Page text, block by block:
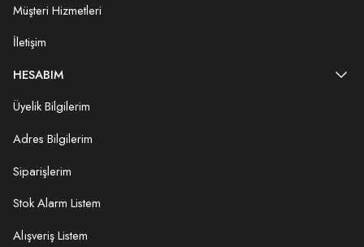
Müşteri Hizmetleri
İletişim
HESABIM
Üyelik Bilgilerim
Adres Bilgilerim
Siparişlerim
Stok Alarm Listem
Alışveriş Listem